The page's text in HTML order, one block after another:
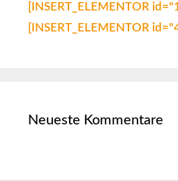
[INSERT_ELEMENTOR
[INSERT_ELEMENTOR
Neueste Kommentare